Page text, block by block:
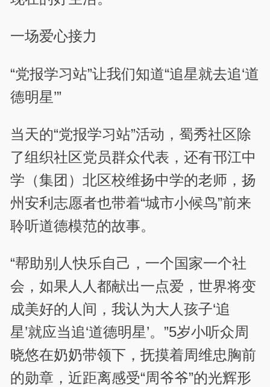
一场爱心接力
“党报学习站”让我们知道“追星就去追‘道
德明星’”
当天的“党报学习站”活动，蜀秀社区除
了组织社区党员群众代表，还有邗江中
学（集团）北区校维扬中学的老师，扬
州安利志愿者也带着“城市小候鸟”前来
聆听道德模范的故事。
“帮助别人快乐自己，一个国家一个社
会，如果人人都献出一点爱，世界将变
成美好的人间，我认为大人孩子‘追
星’就应当追‘道德明星’。”5岁小听众周
晓悠在奶奶带领下，抚摸着周维忠胸前
的勋章，近距离感受“周爷爷”的光辉形